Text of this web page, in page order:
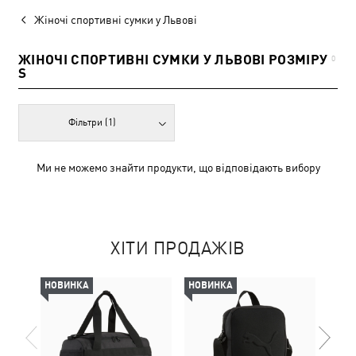
Жіночі спортивні сумки у Львові
ЖІНОЧІ СПОРТИВНІ СУМКИ У ЛЬВОВІ РОЗМІРУ
S
0
Фільтри (1)
Ми не можемо знайти продукти, що відповідають вибору
ХІТИ ПРОДАЖІВ
НОВИНКА НОВИНКА